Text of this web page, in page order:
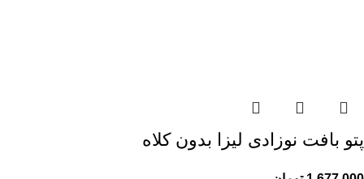
پتو بافت نوزادی لیزا بدون کلاه